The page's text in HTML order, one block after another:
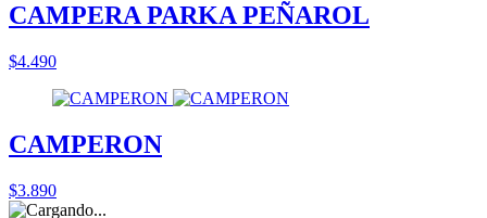
CAMPERA PARKA PEÑAROL
$4.490
CAMPERON
$3.890